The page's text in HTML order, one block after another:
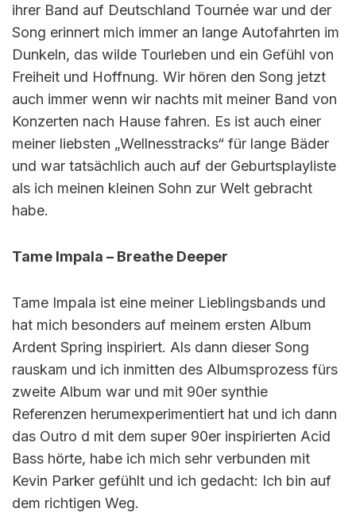
ihrer Band auf Deutschland Tournée war und der
Song erinnert mich immer an lange Autofahrten im
Dunkeln, das wilde Tourleben und ein Gefühl von
Freiheit und Hoffnung. Wir hören den Song jetzt
auch immer wenn wir nachts mit meiner Band von
Konzerten nach Hause fahren. Es ist auch einer
meiner liebsten „Wellnesstracks“ für lange Bäder
und war tatsächlich auch auf der Geburtsplayliste
als ich meinen kleinen Sohn zur Welt gebracht
habe.
Tame Impala – Breathe Deeper
Tame Impala ist eine meiner Lieblingsbands und
hat mich besonders auf meinem ersten Album
Ardent Spring inspiriert. Als dann dieser Song
rauskam und ich inmitten des Albumsprozess fürs
zweite Album war und mit 90er synthie
Referenzen herumexperimentiert hat und ich dann
das Outro d mit dem super 90er inspirierten Acid
Bass hörte, habe ich mich sehr verbunden mit
Kevin Parker gefühlt und ich gedacht: Ich bin auf
dem richtigen Weg.